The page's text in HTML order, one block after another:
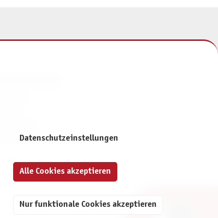
Einstellungen
Datenschutzeinstellungen
Nur funktionale Cookies akzeptieren
Alle Cookies akzeptieren